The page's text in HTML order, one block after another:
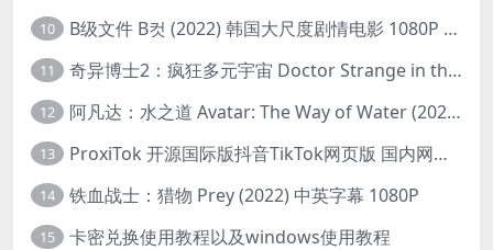
10 B级文件 B컷 (2022) 韩国大尺度剧情电影 1080P 中字
11 奇异博士2：疯狂多元宇宙 Doctor Strange in the Multiverse of Madness (2022) 高清版1080p
12 阿凡达：水之道 Avatar: The Way of Water (2022) 1080p 2k 4k 中文字幕
13 ProxiTok 开源国际版抖音TikTok网页版 国内网络直连
14 铁血战士：猎物 Prey (2022) 中英字幕 1080P
15 卡密兑换使用教程以及windows使用教程